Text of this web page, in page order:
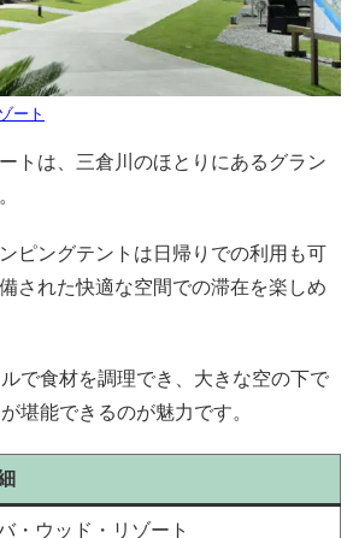
ート
トは、三倉川のほとりにあるグラン
ピングテントは日帰りでの利用も可
された快適な空間での滞在を楽しめ
で食材を調理でき、大きな空の下で
堪能できるのが魅力です。
・ウッド・リゾート